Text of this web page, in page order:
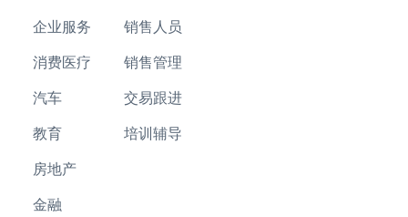
企业服务
消费医疗
汽车
教育
房地产
金融
销售人员
销售管理
交易跟进
培训辅导